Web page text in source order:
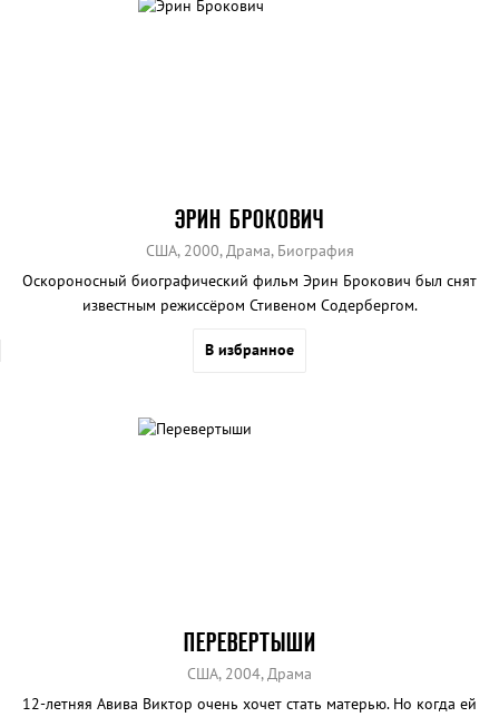
ЭРИН БРОКОВИЧ
США, 2000, Драма, Биография
Оскороносный биографический фильм Эрин Брокович был снят
известным режиссёром Стивеном Содербергом.
В избранное
ПЕРЕВЕРТЫШИ
США, 2004, Драма
12-летняя Авива Виктор очень хочет стать матерью. Но когда ей